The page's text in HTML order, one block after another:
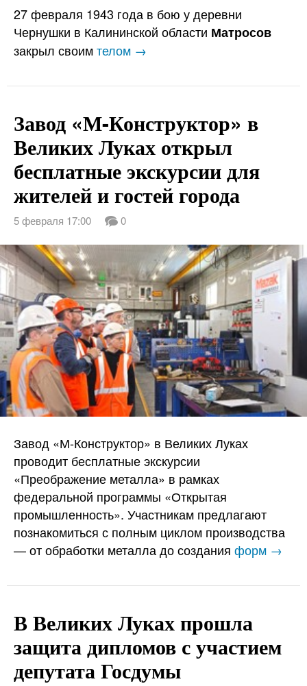
27 февраля 1943 года в бою у деревни
Чернушки в Калининской области Матросов
закрыл своимтелом →
Завод «М-Конструктор» в
Великих Луках открыл
бесплатные экскурсии для
жителей и гостей города
5 февраля 17:00 0
Завод «М-Конструктор» в Великих Луках
проводит бесплатные экскурсии
«Преображение металла» в рамках
федеральной программы «Открытая
промышленность». Участникам предлагают
познакомиться с полным циклом производства
— от обработки металла до создания форм →
В Великих Луках прошла
защита дипломов с участием
депутата Госдумы